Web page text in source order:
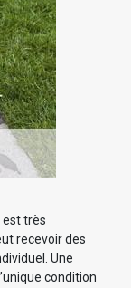
est très
recevoir des
Une
condition